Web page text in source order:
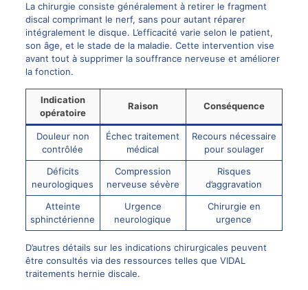
La chirurgie consiste généralement à retirer le fragment
discal comprimant le nerf, sans pour autant réparer
intégralement le disque. L’efficacité varie selon le patient,
son âge, et le stade de la maladie. Cette intervention vise
avant tout à supprimer la souffrance nerveuse et améliorer
la fonction.
Indication
opératoire
Raison Conséquence
Douleur non
contrôlée
Échec traitement
médical
Recours nécessaire
pour soulager
Déficits
neurologiques
Compression
nerveuse sévère
Risques
d’aggravation
Atteinte
sphinctérienne
Urgence
neurologique
Chirurgie en
urgence
D’autres détails sur les indications chirurgicales peuvent
être consultés via des ressources telles que VIDAL
traitements hernie discale.